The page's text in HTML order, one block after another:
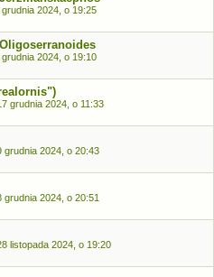
grudnia 2024, o 19:25
grudnia 2024, o 19:10
grudnia 2024, o 11:33
grudnia 2024, o 20:43
grudnia 2024, o 20:51
listopada 2024, o 19:20